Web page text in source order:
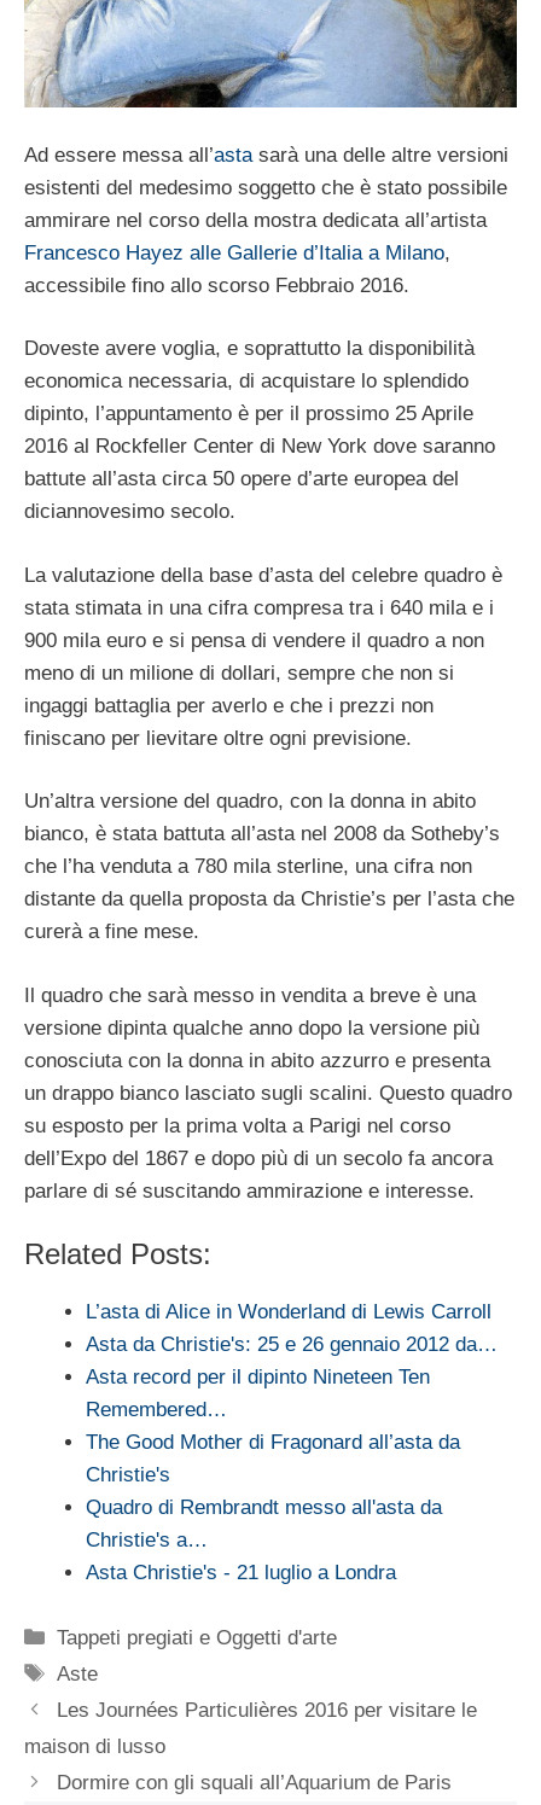
Ad essere messa all’astasarà una delle altre versioni
esistenti del medesimo soggetto che è stato possibile
ammirare nel corso della mostra dedicata all’artista
Francesco Hayez alle Gallerie d’Italia a Milano,
accessibile fino allo scorso Febbraio 2016.
Doveste avere voglia, e soprattutto la disponibilità
economica necessaria, di acquistare lo splendido
dipinto, l’appuntamento è per il prossimo 25 Aprile
2016 al Rockfeller Center di New York dove saranno
battute all’asta circa 50 opere d’arte europea del
diciannovesimo secolo.
La valutazione della base d’asta del celebre quadro è
stata stimata in una cifra compresa tra i 640 mila e i
900 mila euro e si pensa di vendere il quadro a non
meno di un milione di dollari, sempre che non si
ingaggi battaglia per averlo e che i prezzi non
finiscano per lievitare oltre ogni previsione.
Un’altra versione del quadro, con la donna in abito
bianco, è stata battuta all’asta nel 2008 da Sotheby’s
che l’ha venduta a 780 mila sterline, una cifra non
distante da quella proposta da Christie’s per l’asta che
curerà a fine mese.
Il quadro che sarà messo in vendita a breve è una
versione dipinta qualche anno dopo la versione più
conosciuta con la donna in abito azzurro e presenta
un drappo bianco lasciato sugli scalini. Questo quadro
su esposto per la prima volta a Parigi nel corso
dell’Expo del 1867 e dopo più di un secolo fa ancora
parlare di sé suscitando ammirazione e interesse.
Related Posts:
L’asta di Alice in Wonderland di Lewis Carroll
Asta da Christie's: 25 e 26 gennaio 2012 da…
Asta record per il dipinto Nineteen Ten
Remembered…
The Good Mother di Fragonard all’asta da
Christie's
Quadro di Rembrandt messo all'asta da
Christie's a…
Asta Christie's - 21 luglio a Londra
Categorie
Tappeti pregiati e Oggetti d'arte
Tag
Aste
Les Journées Particulières 2016 per visitare le
maison di lusso
Dormire con gli squali all’Aquarium de Paris